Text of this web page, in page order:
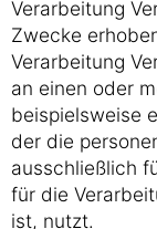
Verarbeitung
Zwecke
Verarbeitung
an einen oder
beispielsweise
der die
ausschließlich
für die
ist, nutzt.